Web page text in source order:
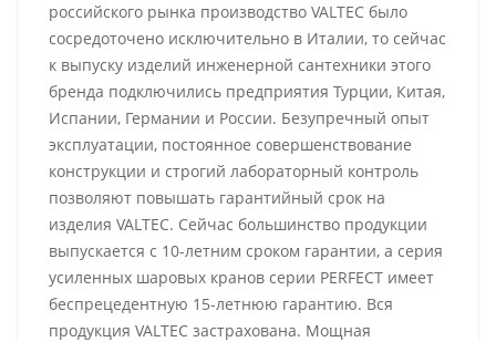
российского рынка производство VALTEC было
сосредоточено исключительно в Италии, то сейчас
к выпуску изделий инженерной сантехники этого
бренда подключились предприятия Турции, Китая,
Испании, Германии и России. Безупречный опыт
эксплуатации, постоянное совершенствование
конструкции и строгий лабораторный контроль
позволяют повышать гарантийный срок на
изделия VALTEC. Сейчас большинство продукции
выпускается с 10-летним сроком гарантии, а серия
усиленных шаровых кранов серии PERFECT имеет
беспрецедентную 15-летнюю гарантию. Вся
продукция VALTEC застрахована. Мощная